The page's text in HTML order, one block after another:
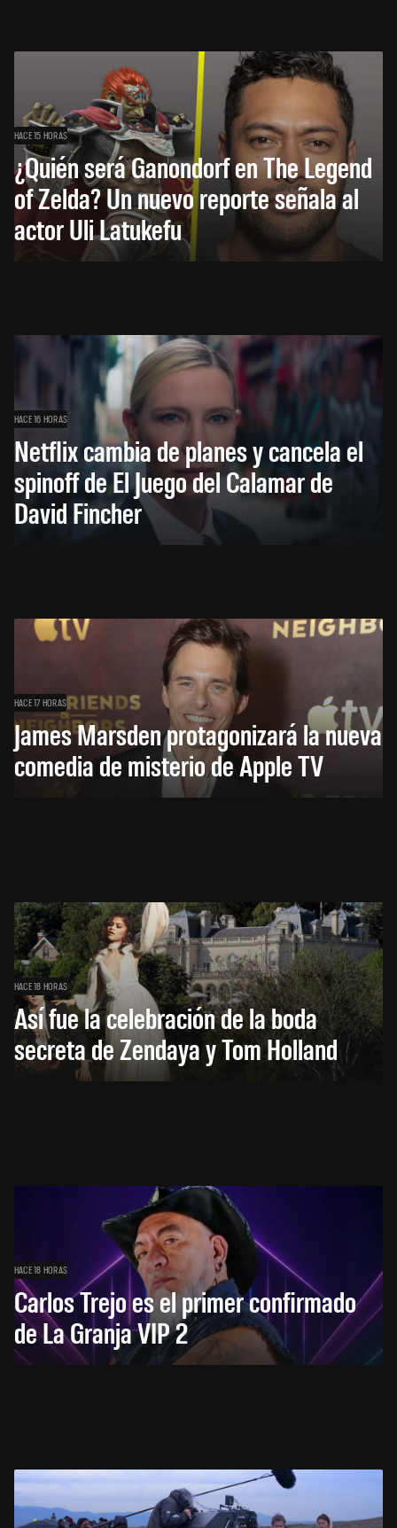
HACE 15 HORAS
¿Quién será Ganondorf en The Legend
of Zelda? Un nuevo reporte señala al
actor Uli Latukefu
HACE 16 HORAS
Netflix cambia de planes y cancela el
spinoff de El Juego del Calamar de
David Fincher
HACE 17 HORAS
James Marsden protagonizará la nueva
comedia de misterio de Apple TV
HACE 18 HORAS
Así fue la celebración de la boda
secreta de Zendaya y Tom Holland
HACE 18 HORAS
Carlos Trejo es el primer confirmado
de La Granja VIP 2